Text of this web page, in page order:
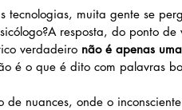
tecnologias, muita gente se
resposta, do ponto
verdadeiro não é apenas
é o que é dito com palavras
nuances, onde o